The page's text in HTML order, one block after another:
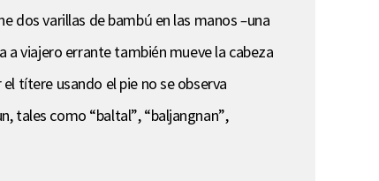
dos varillas de bambú en las manos –una
a viajero errante también mueve la cabeza
títere usando el pie no se observa
tales como “baltal”, “baljangnan”,